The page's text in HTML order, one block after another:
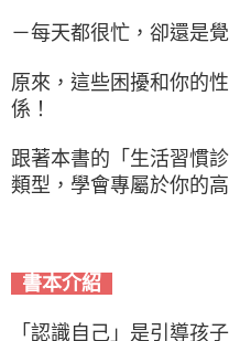
－每天都很忙，卻還是
原來，這些困擾和你的
係！
跟著本書的「生活習慣
類型，學會專屬於你的
書本介紹
「認識自己」是引導孩